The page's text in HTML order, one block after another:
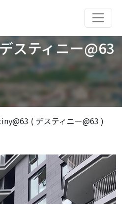
スティニー@63
( デスティニー@63 )